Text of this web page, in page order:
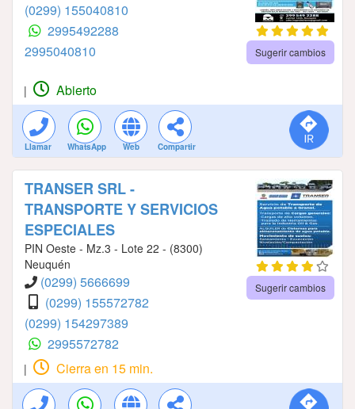
(0299) 155040810
2995492288
2995040810
Sugerir cambios
| Abierto
Llamar WhatsApp Web Compartir
TRANSER SRL -
TRANSPORTE Y SERVICIOS
ESPECIALES
PIN Oeste - Mz.3 - Lote 22 - (8300)
Neuquén
(0299) 5666699
(0299) 155572782
(0299) 154297389
2995572782
Sugerir cambios
| Cierra en 15 min.